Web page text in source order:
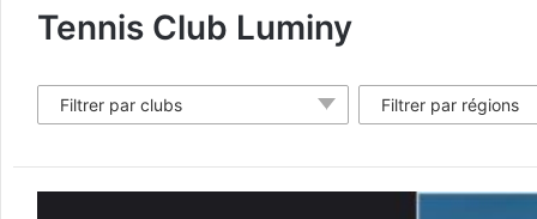
Tennis Club Luminy
Filtrer par clubs Filtrer par régions